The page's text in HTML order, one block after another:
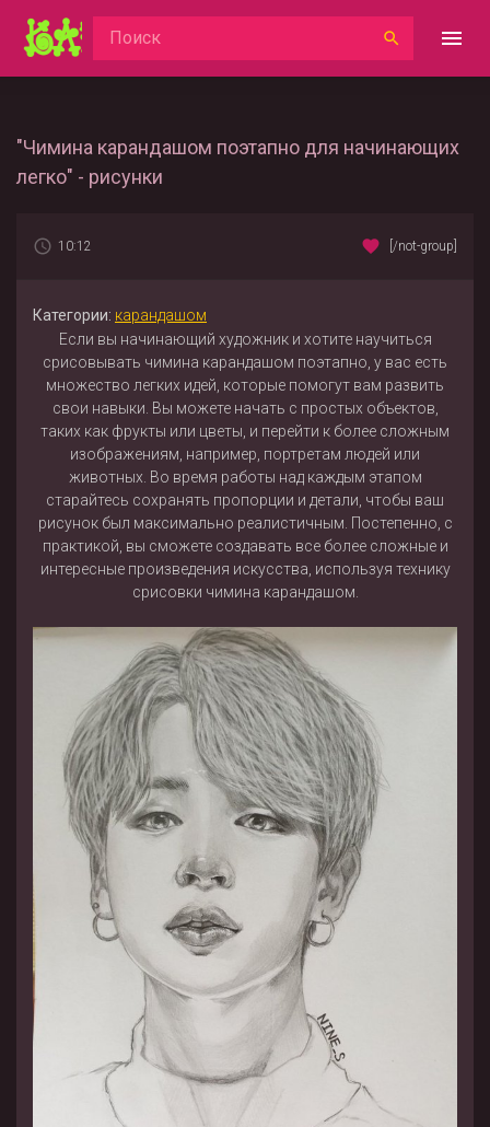
"Чимина карандашом поэтапно для начинающих
легко" - рисунки
10:12 [/not-group]
Категории: карандашом
Если вы начинающий художник и хотите научиться
срисовывать чимина карандашом поэтапно, у вас есть
множество легких идей, которые помогут вам развить
свои навыки. Вы можете начать с простых объектов,
таких как фрукты или цветы, и перейти к более сложным
изображениям, например, портретам людей или
животных. Во время работы над каждым этапом
старайтесь сохранять пропорции и детали, чтобы ваш
рисунок был максимально реалистичным. Постепенно, с
практикой, вы сможете создавать все более сложные и
интересные произведения искусства, используя технику
срисовки чимина карандашом.